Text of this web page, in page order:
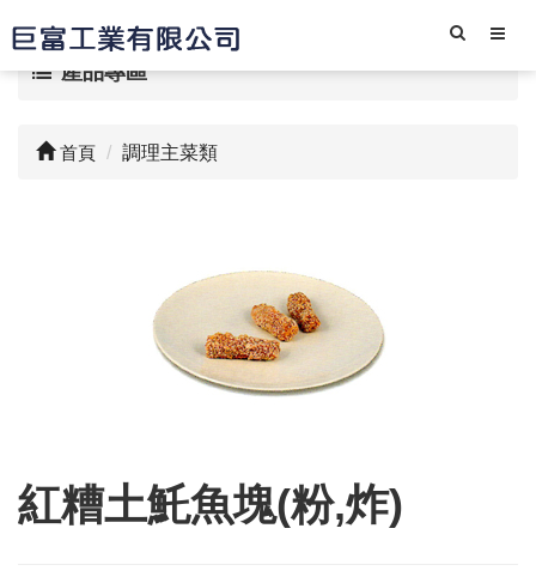
產品專區
首頁 調理主菜類
紅糟土魠魚塊(粉,炸)